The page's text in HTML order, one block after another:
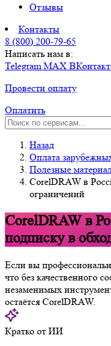
Отзывы
Контакты
8 (800) 200-79-65
Написать нам в:
TelegramMAX
Провести оплату
Оплатить
Назад
Оплата
Полезные
CorelDRAW в
ограничений
CorelDRAW в
подписку в
Если вы
что без качественного
незаменимых
остаётся CorelDRAW.
Кратко от ИИ